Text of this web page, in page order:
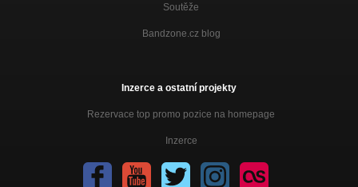
Soutěže
Bandzone.cz blog
Inzerce a ostatní projekty
Rezervace top promo pozice na homepage
Inzerce